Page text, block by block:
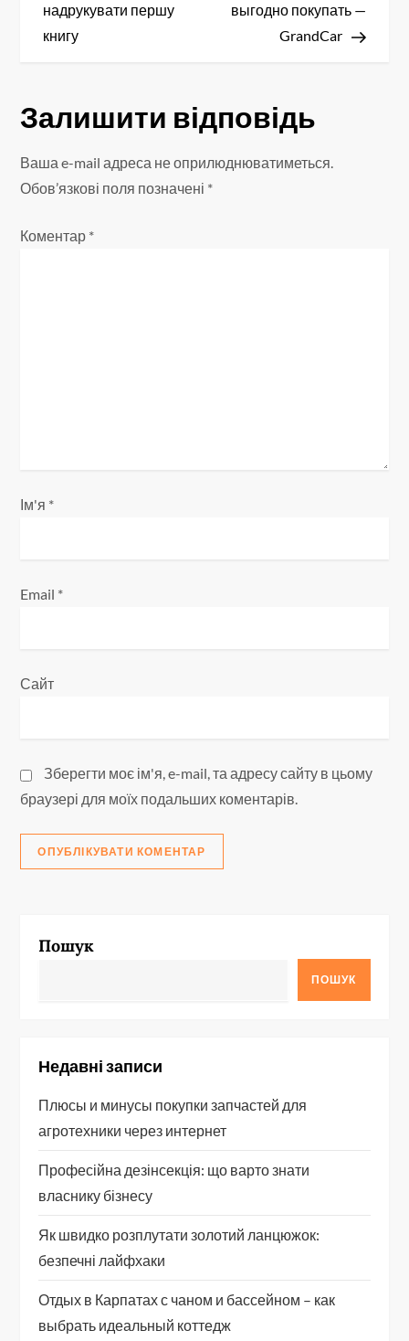
в
г
а
ц
і
надрукувати першу
книгу
выгодно покупать —
GrandCar
Залишити відповідь
Ваша e-mail адреса не оприлюднюватиметься.
Обов’язкові поля позначені *
Коментар *
Ім'я *
Email *
Сайт
Зберегти моє ім'я, e-mail, та адресу сайту в цьому
браузері для моїх подальших коментарів.
Пошук
ПОШУК
Недавні записи
Плюсы и минусы покупки запчастей для
агротехники через интернет
Професійна дезінсекція: що варто знати
власнику бізнесу
Як швидко розплутати золотий ланцюжок:
безпечні лайфхаки
Отдых в Карпатах с чаном и бассейном – как
выбрать идеальный коттедж